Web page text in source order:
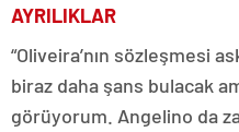
AYRILIKLAR
“Oliveira’nın sözleşmesi
biraz daha şans bulacak
görüyorum. Angelino da